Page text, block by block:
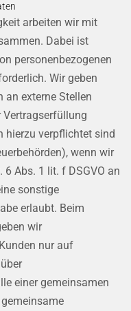
arbeiten wir mit
Dabei ist
personenbezogenen
Wir geben
an externe Stellen
Vertragserfüllung
hierzu verpflichtet sind
wenn wir
Abs. 1 lit. f DSGVO an
sonstige
erlaubt. Beim
wir
nur auf
einer gemeinsamen